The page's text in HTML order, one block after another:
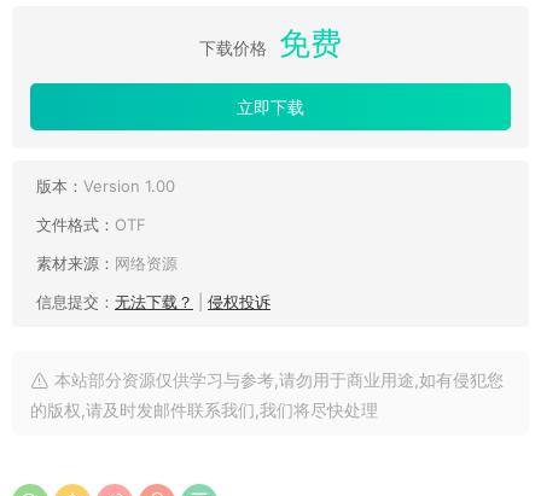
下载价格 免费
立即下载
版本： Version 1.00
文件格式： OTF
素材来源： 网络资源
信息提交： 无法下载？ 侵权投诉
本站部分资源仅供学习与参考,请勿用于商业用途,如有侵犯您
的版权,请及时发邮件联系我们,我们将尽快处理